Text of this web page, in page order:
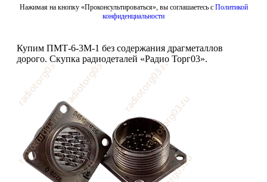
Нажимая на кнопку «Проконсультироваться», вы соглашаетесь с Политикой
конфиденциальности
Купим ПМТ-6-3М-1 без содержания драгметаллов
дорого. Скупка радиодеталей «Радио Торг03».